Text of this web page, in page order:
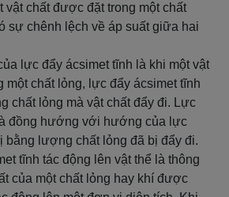
vật chất được đặt trong một chất
sự chênh lệch về áp suất giữa hai
lực đẩy ácsimet tĩnh là khi một vật
một chất lỏng, lực đẩy ácsimet tĩnh
chất lỏng mà vật chất đẩy đi. Lực
đồng hướng với hướng của lực
bằng lượng chất lỏng đã bị đẩy đi.
tĩnh tác động lên vật thể là thông
của một chất lỏng hay khí được